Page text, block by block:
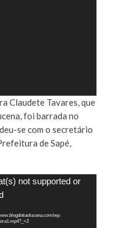
Claudete Tavares, que
foi barrada no
se com o secretário
de Sapé,
not supported or
wp-